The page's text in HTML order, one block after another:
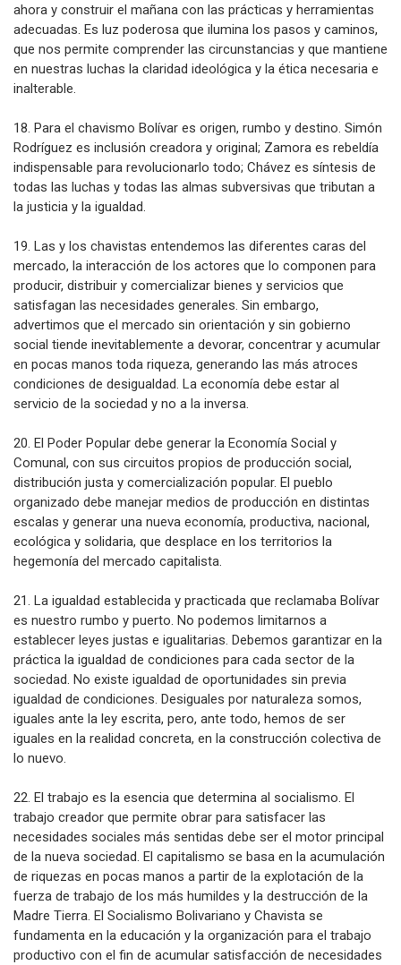
ahora y construir el mañana con las prácticas y herramientas
adecuadas. Es luz poderosa que ilumina los pasos y caminos,
que nos permite comprender las circunstancias y que mantiene
en nuestras luchas la claridad ideológica y la ética necesaria e
inalterable.
18. Para el chavismo Bolívar es origen, rumbo y destino. Simón
Rodríguez es inclusión creadora y original; Zamora es rebeldía
indispensable para revolucionarlo todo; Chávez es síntesis de
todas las luchas y todas las almas subversivas que tributan a
la justicia y la igualdad.
19. Las y los chavistas entendemos las diferentes caras del
mercado, la interacción de los actores que lo componen para
producir, distribuir y comercializar bienes y servicios que
satisfagan las necesidades generales. Sin embargo,
advertimos que el mercado sin orientación y sin gobierno
social tiende inevitablemente a devorar, concentrar y acumular
en pocas manos toda riqueza, generando las más atroces
condiciones de desigualdad. La economía debe estar al
servicio de la sociedad y no a la inversa.
20. El Poder Popular debe generar la Economía Social y
Comunal, con sus circuitos propios de producción social,
distribución justa y comercialización popular. El pueblo
organizado debe manejar medios de producción en distintas
escalas y generar una nueva economía, productiva, nacional,
ecológica y solidaria, que desplace en los territorios la
hegemonía del mercado capitalista.
21. La igualdad establecida y practicada que reclamaba Bolívar
es nuestro rumbo y puerto. No podemos limitarnos a
establecer leyes justas e igualitarias. Debemos garantizar en la
práctica la igualdad de condiciones para cada sector de la
sociedad. No existe igualdad de oportunidades sin previa
igualdad de condiciones. Desiguales por naturaleza somos,
iguales ante la ley escrita, pero, ante todo, hemos de ser
iguales en la realidad concreta, en la construcción colectiva de
lo nuevo.
22. El trabajo es la esencia que determina al socialismo. El
trabajo creador que permite obrar para satisfacer las
necesidades sociales más sentidas debe ser el motor principal
de la nueva sociedad. El capitalismo se basa en la acumulación
de riquezas en pocas manos a partir de la explotación de la
fuerza de trabajo de los más humildes y la destrucción de la
Madre Tierra. El Socialismo Bolivariano y Chavista se
fundamenta en la educación y la organización para el trabajo
productivo con el fin de acumular satisfacción de necesidades